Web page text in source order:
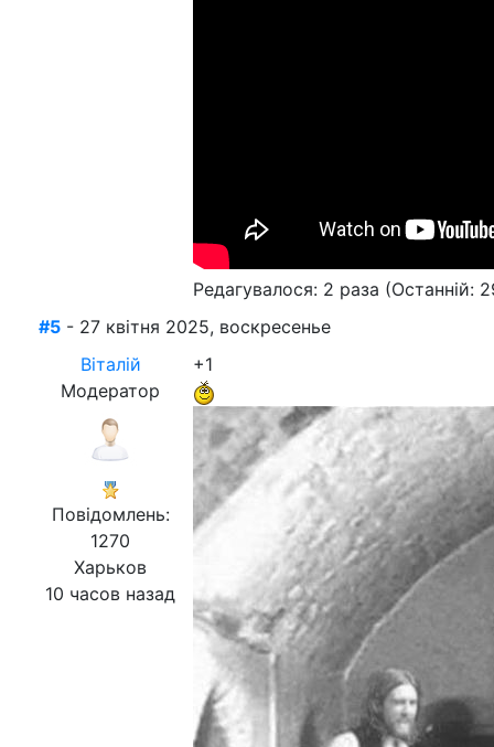
Редагувалося: 2 раза (Останній:
#5 - 27 квітня 2025, воскресенье
Віталій
Модератор
Повідомлень:
1270
Харьков
10 часов назад
+1